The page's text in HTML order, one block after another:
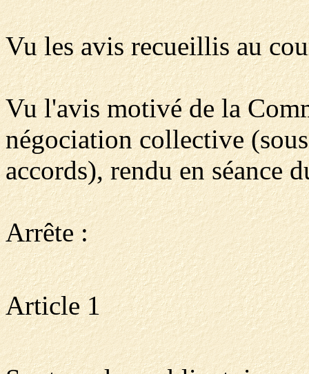
Vu les avis recueillis au
Vu l'avis motivé de la
négociation collective
accords), rendu en séance
Arrête :
Article 1